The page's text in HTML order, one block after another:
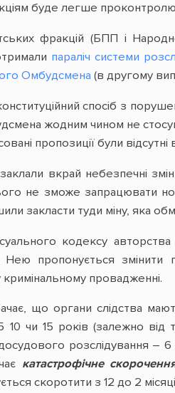
буде легше
фракцій (БПП і
параліч системи
Омбудсмена (в другому
спосіб з
жодним чином не
пропозиції були
вкрай небезпечні
не зможе запрацювати
закласти туди міну, яка
кодексу
пропонується змінити
провадженні.
що органи слідства
чи 15 років (залежно від
розслідування – 6
катастрофічне
скоротити з 12 до 2